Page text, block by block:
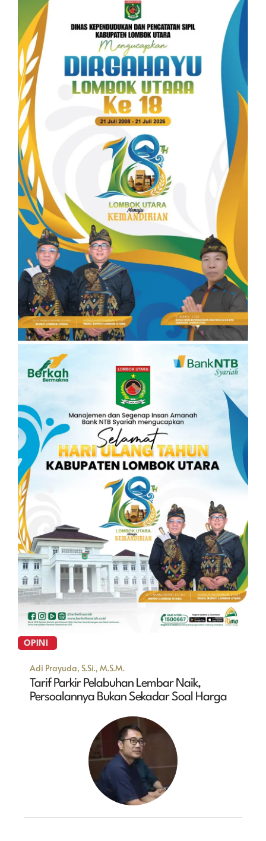
OPINI
Adi Prayuda, S.Si., M.S.M.
Tarif Parkir Pelabuhan Lembar Naik,
Persoalannya Bukan Sekadar Soal Harga